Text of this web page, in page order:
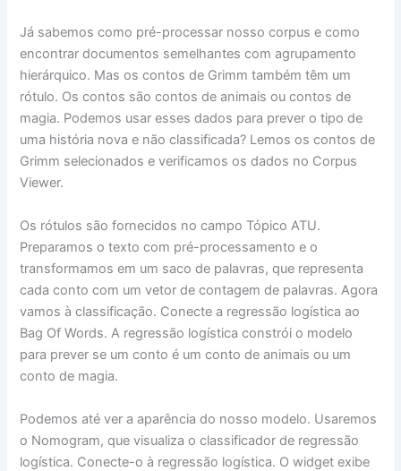
Já sabemos como pré-processar nosso corpus e como
encontrar documentos semelhantes com agrupamento
hierárquico. Mas os contos de Grimm também têm um
rótulo. Os contos são contos de animais ou contos de
magia. Podemos usar esses dados para prever o tipo de
uma história nova e não classificada? Lemos os contos de
Grimm selecionados e verificamos os dados no Corpus
Viewer.
Os rótulos são fornecidos no campo Tópico ATU.
Preparamos o texto com pré-processamento e o
transformamos em um saco de palavras, que representa
cada conto com um vetor de contagem de palavras. Agora
vamos à classificação. Conecte a regressão logística ao
Bag Of Words. A regressão logística constrói o modelo
para prever se um conto é um conto de animais ou um
conto de magia.
Podemos até ver a aparência do nosso modelo. Usaremos
o Nomogram, que visualiza o classificador de regressão
logística. Conecte-o à regressão logística. O widget exibe